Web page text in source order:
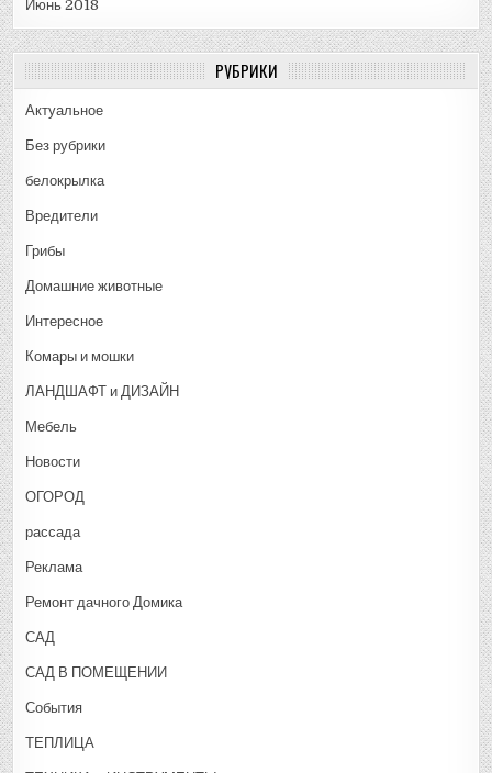
Июнь 2018
РУБРИКИ
Актуальное
Без рубрики
белокрылка
Вредители
Грибы
Домашние животные
Интересное
Комары и мошки
ЛАНДШАФТ и ДИЗАЙН
Мебель
Новости
ОГОРОД
рассада
Реклама
Ремонт дачного Домика
САД
САД В ПОМЕЩЕНИИ
События
ТЕПЛИЦА